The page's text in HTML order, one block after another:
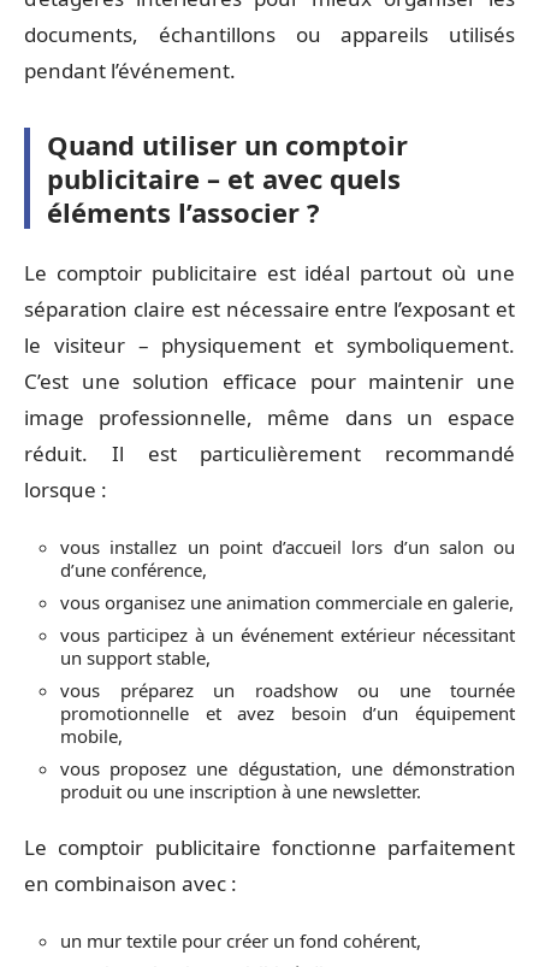
documents, échantillons ou appareils utilisés
pendant l’événement.
Quand utiliser un comptoir
publicitaire – et avec quels
éléments l’associer ?
Le comptoir publicitaire est idéal partout où une
séparation claire est nécessaire entre l’exposant et
le visiteur – physiquement et symboliquement.
C’est une solution efficace pour maintenir une
image professionnelle, même dans un espace
réduit. Il est particulièrement recommandé
lorsque :
vous installez un point d’accueil lors d’un salon ou
d’une conférence,
vous organisez une animation commerciale en galerie,
vous participez à un événement extérieur nécessitant
un support stable,
vous préparez un roadshow ou une tournée
promotionnelle et avez besoin d’un équipement
mobile,
vous proposez une dégustation, une démonstration
produit ou une inscription à une newsletter.
Le comptoir publicitaire fonctionne parfaitement
en combinaison avec :
un mur textile pour créer un fond cohérent,